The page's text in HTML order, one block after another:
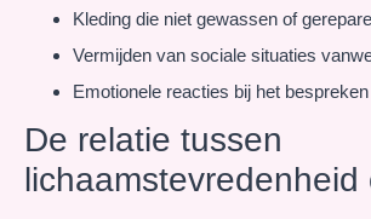
Kleding die niet gewassen of
Vermijden van sociale situaties
Emotionele reacties bij het
De relatie tussen
lichaamstevredenheid